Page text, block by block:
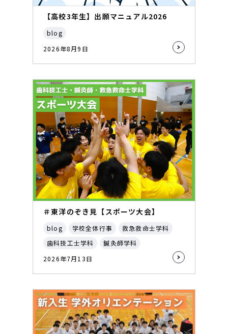
【高校3年生】出願マニュアル2026
blog
2026年8月9日
＃東洋のぞき見【スポーツ大会】
blog 学校全体行事
救急救命士学科
歯科技工士学科
鍼灸師学科
2026年7月13日